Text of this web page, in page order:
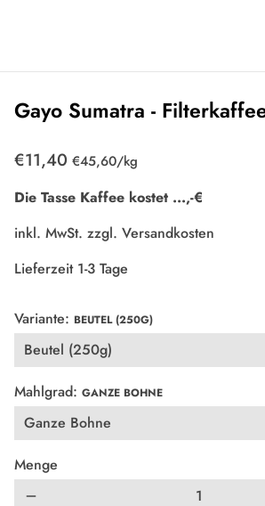
Gayo Sumatra -
€11,40 Einzelpreis
€45,60/zum
kg
Die Tasse Kaffee kostet ...,-€
inkl. MwSt. zzgl. Versandkosten
Lieferzeit 1-3 Tage
Variante: BEUTEL (250G)
Mahlgrad: GANZE BOHNE
Menge
remove